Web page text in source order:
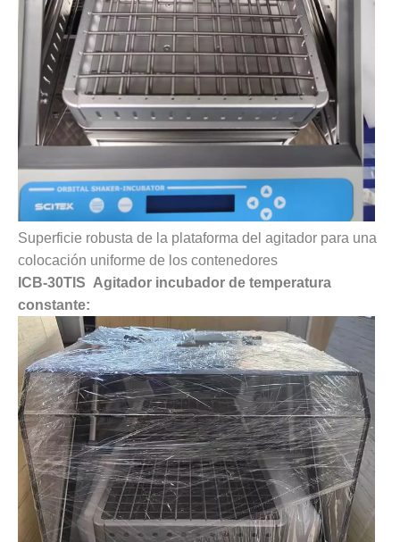
Superficie robusta de la plataforma del agitador para una
colocación uniforme de los contenedores
ICB-30TIS Agitador incubador de temperatura
constante: